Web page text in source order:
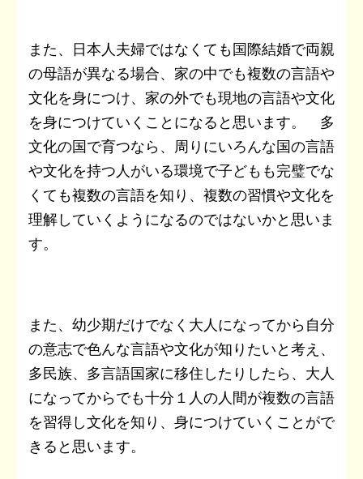
また、日本人夫婦ではなくても国際結婚で両親
の母語が異なる場合、家の中でも複数の言語や
文化を身につけ、家の外でも現地の言語や文化
を身につけていくことになると思います。 多
文化の国で育つなら、周りにいろんな国の言語
や文化を持つ人がいる環境で子どもも完璧でな
くても複数の言語を知り、複数の習慣や文化を
理解していくようになるのではないかと思いま
す。
また、幼少期だけでなく大人になってから自分
の意志で色んな言語や文化が知りたいと考え、
多民族、多言語国家に移住したりしたら、大人
になってからでも十分１人の人間が複数の言語
を習得し文化を知り、身につけていくことがで
きると思います。